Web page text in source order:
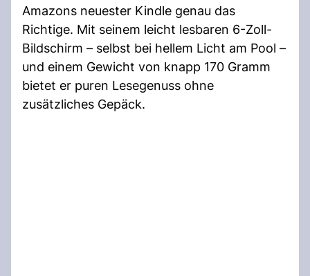
Amazons neuester Kindle genau das
Richtige. Mit seinem leicht lesbaren 6-Zoll-
Bildschirm – selbst bei hellem Licht am Pool –
und einem Gewicht von knapp 170 Gramm
bietet er puren Lesegenuss ohne
zusätzliches Gepäck.